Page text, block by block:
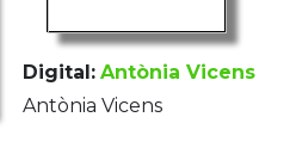
Digital: Antònia Vicens
Antònia Vicens